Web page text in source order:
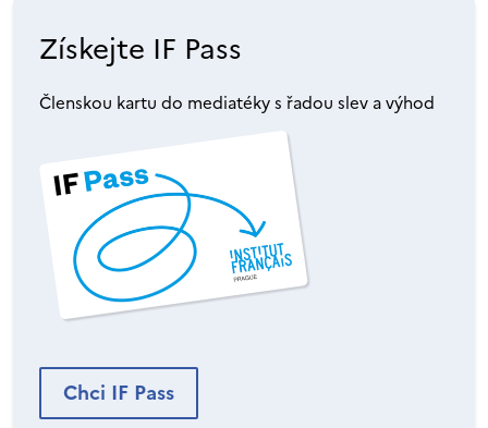
Získejte IF Pass
Členskou kartu do mediatéky s řadou slev a výhod
Chci IF Pass